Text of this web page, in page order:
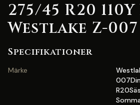
275/45 R20 110Y
Westlake Z-007
Specifikationer
Märke